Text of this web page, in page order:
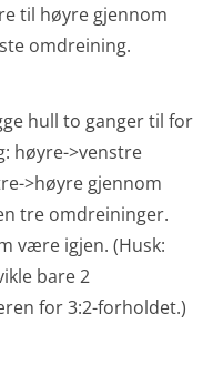
til høyre gjennom
omdreining.
hull to ganger til for
høyre->venstre
>høyre gjennom
tre omdreininger.
være igjen. (Husk:
bare 2
for 3:2-forholdet.)